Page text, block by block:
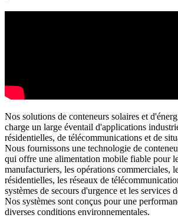
Nos solutions de conteneurs solaires et
charge un large éventail d'applications
résidentielles, de télécommunications et de
Nous fournissons une technologie de
qui offre une alimentation mobile fiable pour
manufacturiers, les opérations commerciales,
résidentielles, les réseaux de
systèmes de secours d'urgence et les services
Nos systèmes sont conçus pour une
diverses conditions environnementales.